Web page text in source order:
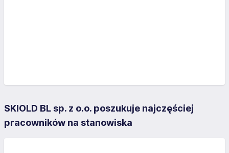
SKIOLD BL sp. z o.o. poszukuje najczęściej
pracowników na stanowiska